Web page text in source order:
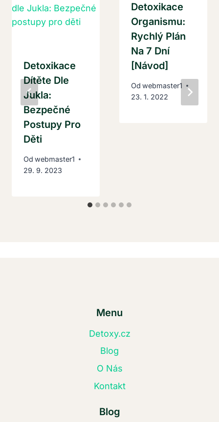
Detoxikace
Dítěte Dle
Jukla:
Bezpečné
Postupy Pro
Děti
Od webmaster1
29. 9. 2023
Detoxikace
Organismu:
Rychlý Plán
Na 7 Dní
[Návod]
Od webmaster1
23. 1. 2022
Menu
Detoxy.cz
Blog
O Nás
Kontakt
Blog